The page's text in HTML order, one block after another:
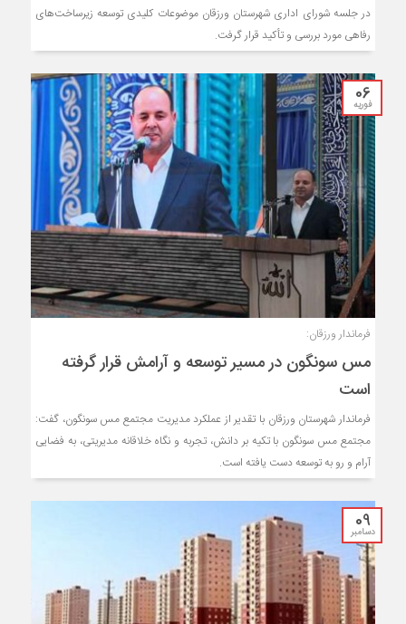
در جلسه شورای اداری شهرستان ورزقان موضوعات کلیدی توسعه زیرساخت‌های
رفاهی مورد بررسی و تأکید قرار گرفت.
06
فوریه
فرماندار ورزقان:
مس سونگون در مسیر توسعه و آرامش قرار گرفته
است
فرماندار شهرستان ورزقان با تقدیر از عملکرد مدیریت مجتمع مس سونگون، گفت:
مجتمع مس سونگون با تکیه بر دانش، تجربه و نگاه خلاقانه مدیریتی، به فضایی
آرام و رو به توسعه دست یافته است.
09
دسامبر